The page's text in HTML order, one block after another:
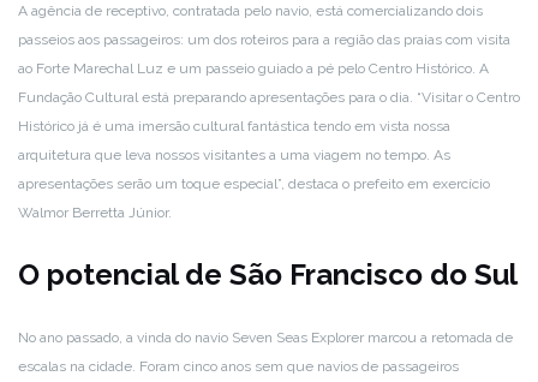
A agência de receptivo, contratada pelo navio, está comercializando dois
passeios aos passageiros: um dos roteiros para a região das praias com visita
ao Forte Marechal Luz e um passeio guiado a pé pelo Centro Histórico. A
Fundação Cultural está preparando apresentações para o dia. “Visitar o Centro
Histórico já é uma imersão cultural fantástica tendo em vista nossa
arquitetura que leva nossos visitantes a uma viagem no tempo. As
apresentações serão um toque especial”, destaca o prefeito em exercício
Walmor Berretta Júnior.
O potencial de São Francisco do Sul
No ano passado, a vinda do navio Seven Seas Explorer marcou a retomada de
escalas na cidade. Foram cinco anos sem que navios de passageiros